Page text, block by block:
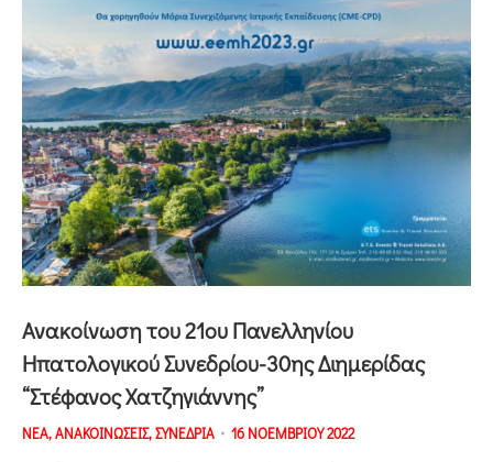
Ανακοίνωση του 21ου Πανελληνίου
Ηπατολογικού Συνεδρίου-30ης Διημερίδας
“Στέφανος Χατζηγιάννης”
ΝΕΑ,ΑΝΑΚΟΙΝΩΣΕΙΣ,ΣΥΝΕΔΡΙΑ 16 ΝΟΕΜΒΡΙΟΥ 2022